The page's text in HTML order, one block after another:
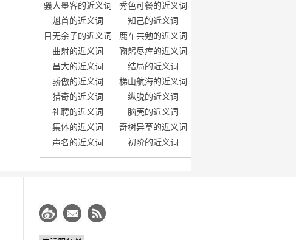
骚人墨客的近义词
秀色可餐的近义词
魁首的近义词
知己的近义词
目无余子的近义词
鹿车共勉的近义词
曲射的近义词
鞠躬尽瘁的近义词
昌大的近义词
结局的近义词
骄傲的近义词
梯山航海的近义词
猎奇的近义词
纵脱的近义词
礼聘的近义词
脑壳的近义词
集体的近义词
奇树异草的近义词
声名的近义词
初阶的近义词